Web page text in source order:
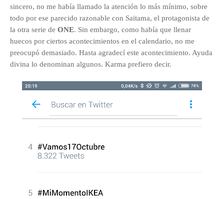
sincero, no me había llamado la atención lo más mínimo, sobre
todo por ese parecido razonable con Saitama, el protagonista de
la otra serie de ONE. Sin embargo, como había que llenar
huecos por ciertos acontecimientos en el calendario, no me
preocupó demasiado. Hasta agradecí este acontecimiento. Ayuda
divina lo denominan algunos. Karma prefiero decir.